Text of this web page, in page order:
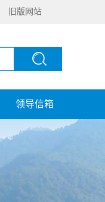
旧版网站
领导信箱